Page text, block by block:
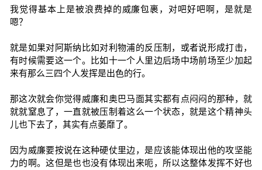
我觉得基本上是被浪费掉的威廉包裹，对吧好吧啊，是就是
嗯？
就是如果对阿斯纳比如对利物浦的反压制，或者说形成打击，
有时候需要这一个。比如十一个人里边后场中场前场至少加起
来有那么三四个人发挥是出色的行。
那这次就会你觉得威廉和奥巴马面其实都有点闷闷的那种，就
就就窒息了，一直就被压制着这么一个状态，就是这个精神头
儿也下去了，其实有点萎靡了。
因为威廉要按说在这种硬仗里边，是应该能体现出他的攻坚能
力的啊。这但是也也没有体现出来呃，所以这整体发挥不好也